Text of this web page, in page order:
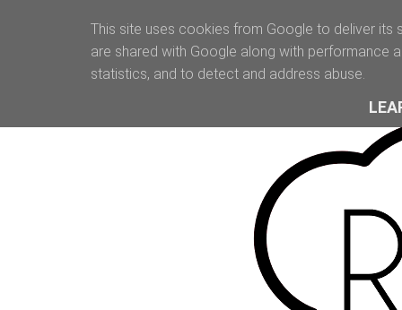
This site uses cookies from Google to deliver its
are shared with Google along with performance
statistics, and to detect and address abuse.